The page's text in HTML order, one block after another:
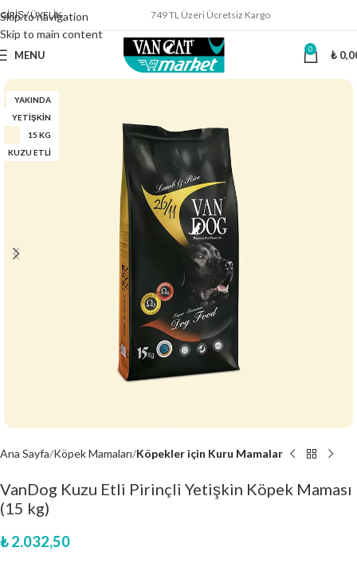
Skip to navigation
Skip to main content
GIRIŞ / ÜYELIK 749 TL Üzeri Ücretsiz Kargo
MENU 0 ₺
YAKINDA
YETIŞKIN
15 KG
KUZU ETLI
Ana Sayfa Köpek Mamaları Köpekler için Kuru Mamalar
VanDog Kuzu Etli Pirinçli Yetişkin Köpek Maması
(15 kg)
₺2.032,50